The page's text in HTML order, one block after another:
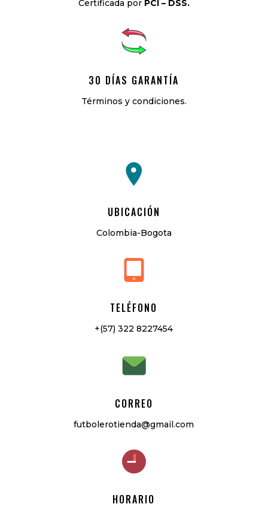
Certificada por PCI – DSS.
30 DÍAS GARANTÍA
Términos y condiciones.
UBICACIÓN
Colombia-Bogota
TELÉFONO
+(57) 322 8227454
CORREO
futbolerotienda@gmail.com
HORARIO